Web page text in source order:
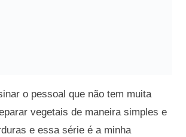
o pessoal que não tem muita
vegetais de maneira simples e
e essa série é a minha